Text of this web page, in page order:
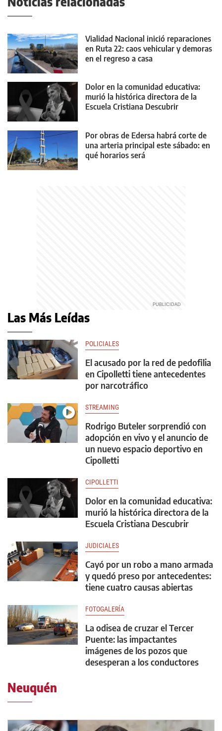
Vialidad Nacional inició reparaciones
en Ruta 22: caos vehicular y demoras
en el regreso a casa
Dolor en la comunidad educativa:
murió la histórica directora de la
Escuela Cristiana Descubrir
Por obras de Edersa habrá corte de
una arteria principal este sábado: en
qué horarios será
Las Más Leídas
POLICIALES
El acusado por la red de pedofilia
en Cipolletti tiene antecedentes
por narcotráfico
STREAMING
Rodrigo Buteler sorprendió con
adopción en vivo y el anuncio de
un nuevo espacio deportivo en
Cipolletti
CIPOLLETTI
Dolor en la comunidad educativa:
murió la histórica directora de la
Escuela Cristiana Descubrir
JUDICIALES
Cayó por un robo a mano armada
y quedó preso por antecedentes:
tiene cuatro causas abiertas
FOTOGALERÍA
La odisea de cruzar el Tercer
Puente: las impactantes
imágenes de los pozos que
desesperan a los conductores
Neuquén